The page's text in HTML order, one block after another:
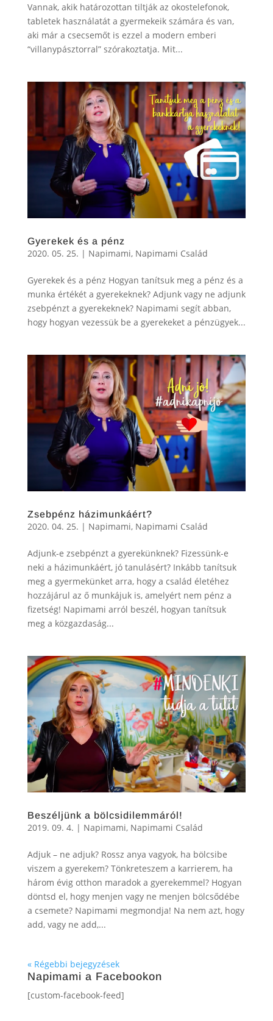
Vannak, akik határozottan tiltják az okostelefonok,
tabletek használatát a gyermekeik számára és van,
aki már a csecsemőt is ezzel a modern emberi
“villanypásztorral” szórakoztatja. Mit...
Gyerekek és a pénz
2020. 05. 25. | Napimami, Napimami Család
Gyerekek és a pénz Hogyan tanítsuk meg a pénz és a
munka értékét a gyerekeknek? Adjunk vagy ne adjunk
zsebpénzt a gyerekeknek? Napimami segít abban,
hogy hogyan vezessük be a gyerekeket a pénzügyek...
Zsebpénz házimunkáért?
2020. 04. 25. | Napimami, Napimami Család
Adjunk-e zsebpénzt a gyerekünknek? Fizessünk-e
neki a házimunkáért, jó tanulásért? Inkább tanítsuk
meg a gyermekünket arra, hogy a család életéhez
hozzájárul az ő munkájuk is, amelyért nem pénz a
fizetség! Napimami arról beszél, hogyan tanítsuk
meg a közgazdaság...
Beszéljünk a bölcsidilemmáról!
2019. 09. 4. | Napimami, Napimami Család
Adjuk – ne adjuk? Rossz anya vagyok, ha bölcsibe
viszem a gyerekem? Tönkreteszem a karrierem, ha
három évig otthon maradok a gyerekemmel? Hogyan
döntsd el, hogy menjen vagy ne menjen bölcsődébe
a csemete? Napimami megmondja! Na nem azt, hogy
add, vagy ne add,...
« Régebbi bejegyzések
Napimami a Facebookon
[custom-facebook-feed]